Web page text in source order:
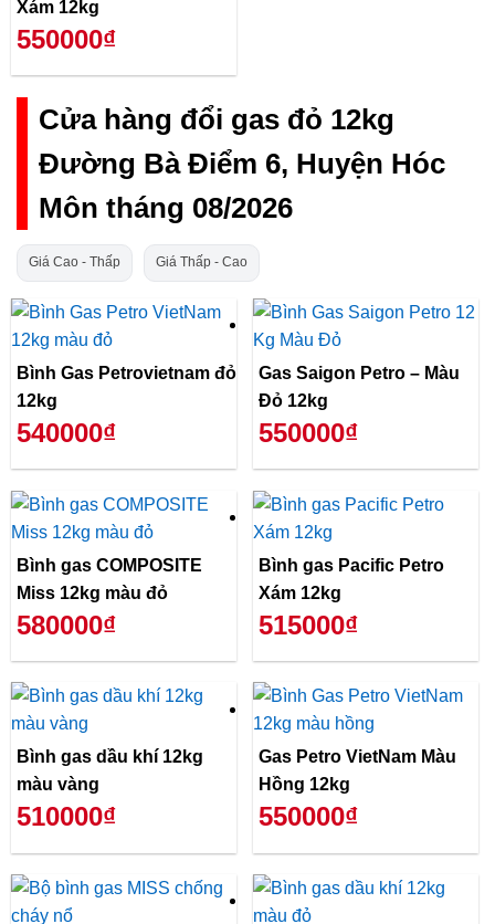
Xám 12kg
550000₫
Cửa hàng đổi gas đỏ 12kg
Đường Bà Điểm 6, Huyện Hóc
Môn tháng 08/2026
Giá Cao - Thấp Giá Thấp - Cao
Bình Gas Petrovietnam đỏ
12kg
540000₫
Gas Saigon Petro – Màu
Đỏ 12kg
550000₫
Bình gas COMPOSITE
Miss 12kg màu đỏ
580000₫
Bình gas Pacific Petro
Xám 12kg
515000₫
Bình gas dầu khí 12kg
màu vàng
510000₫
Gas Petro VietNam Màu
Hồng 12kg
550000₫